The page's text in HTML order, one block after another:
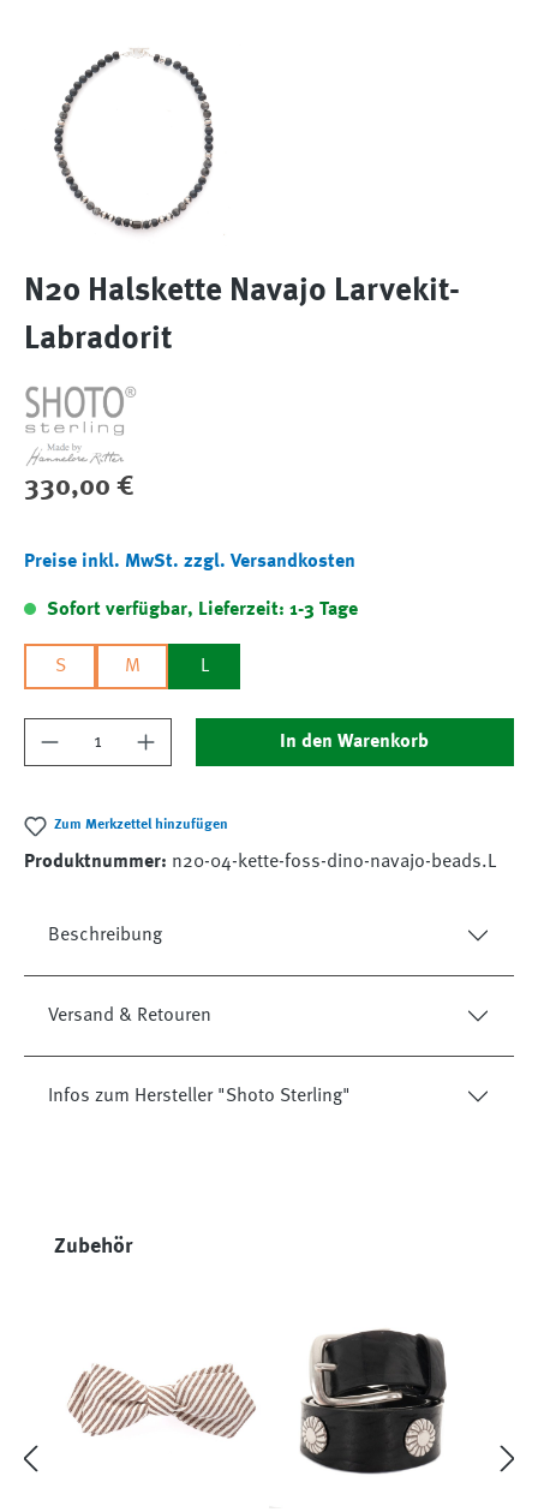
N20 Halskette Navajo Larvekit-
Labradorit
Regulärer Preis:
330,00 €
Preise inkl. MwSt. zzgl. Versandkosten
Sofort verfügbar, Lieferzeit: 1-3 Tage
S M L
Produkt Anzahl: Gib den gewünschten Wert
In den Warenkorb
Zum Merkzettel hinzufügen
Produktnummer: n20-04-kette-foss-dino-navajo-beads.L
Beschreibung
Versand & Retouren
Infos zum Hersteller "Shoto Sterling"
Produktgalerie überspringen
Zubehör